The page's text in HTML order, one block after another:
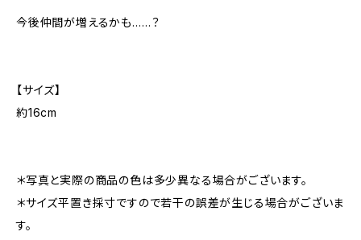
今後仲間が増えるかも……？
【サイズ】
約16cm
＊写真と実際の商品の色は多少異なる場合がございます。
＊サイズ平置き採寸ですので若干の誤差が生じる場合がございま
す。